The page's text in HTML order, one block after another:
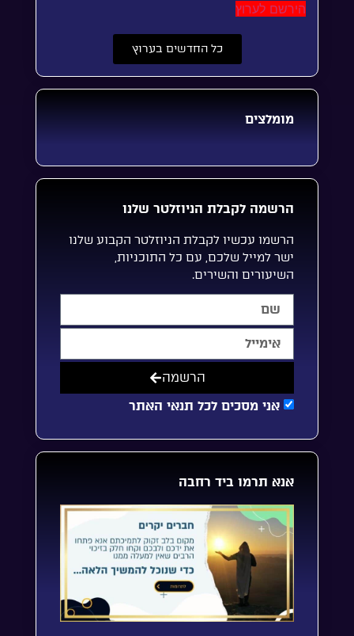
הירשם לערוץ
כל החדשים בערוץ
מומלצים
הרשמה לקבלת הניוזלטר שלנו
הרשמו עכשיו לקבלת הניוזלטר הקבוע שלנו
ישר למייל שלכם, עם כל התוכניות,
השיעורים והשירים.
אני מסכים לכל תנאי האתר
הרשמה
אנא תרמו ביד רחבה